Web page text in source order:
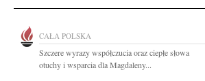
CAŁA POLSKA
Szczere wyrazy współczucia oraz ciepłe słowa
otuchy i wsparcia dla Magdaleny...